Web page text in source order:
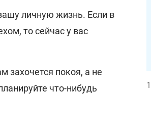
личную жизнь. Если в
то сейчас у вас
захочется покоя, а не
что-нибудь